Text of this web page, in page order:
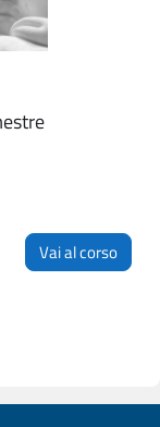
Vai al corso